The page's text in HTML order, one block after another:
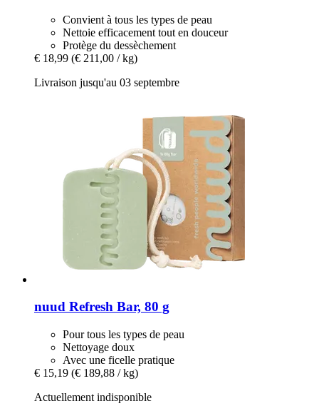
Convient à tous les types de peau
Nettoie efficacement tout en douceur
Protège du dessèchement
€ 18,99 (€ 211,00 / kg)
Livraison jusqu'au 03 septembre
nuud Refresh Bar, 80 g
Pour tous les types de peau
Nettoyage doux
Avec une ficelle pratique
€ 15,19 (€ 189,88 / kg)
Actuellement indisponible